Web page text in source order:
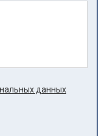
данных